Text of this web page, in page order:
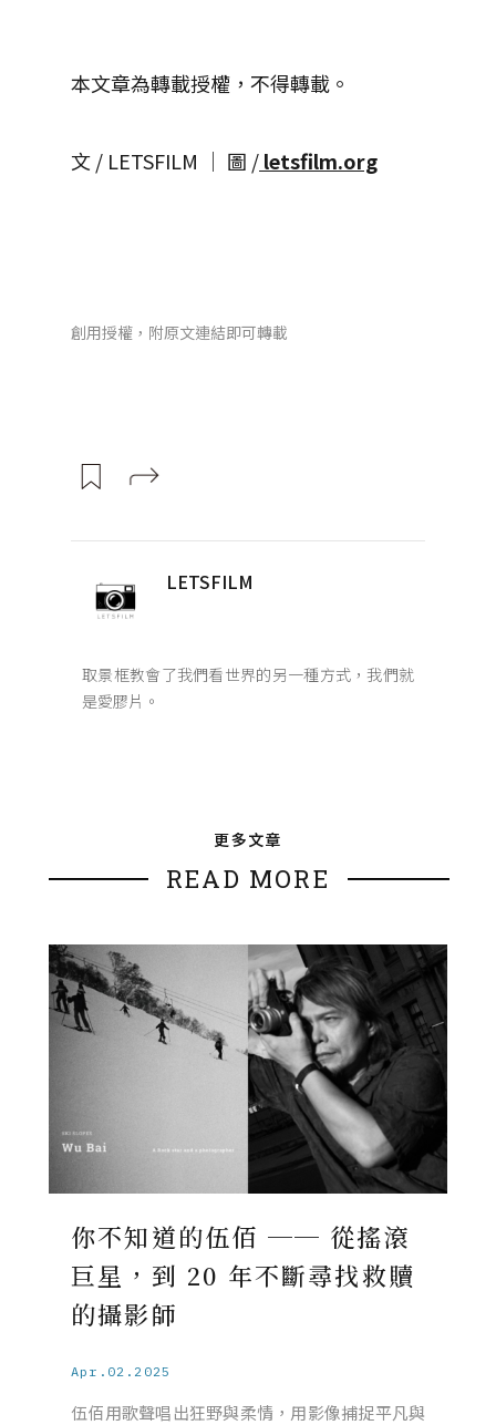
本文章為轉載授權，不得轉載。
文 / LETSFILM │ 圖 /letsfilm.org
創用授權，附原文連結即可轉載
LETSFILM
取景框教會了我們看世界的另一種方式，我們就
是愛膠片。
更多文章
READ MORE
你不知道的伍佰 ── 從搖滾
巨星，到 20 年不斷尋找救贖
的攝影師
Apr.02.2025
伍佰用歌聲唱出狂野與柔情，用影像捕捉平凡與